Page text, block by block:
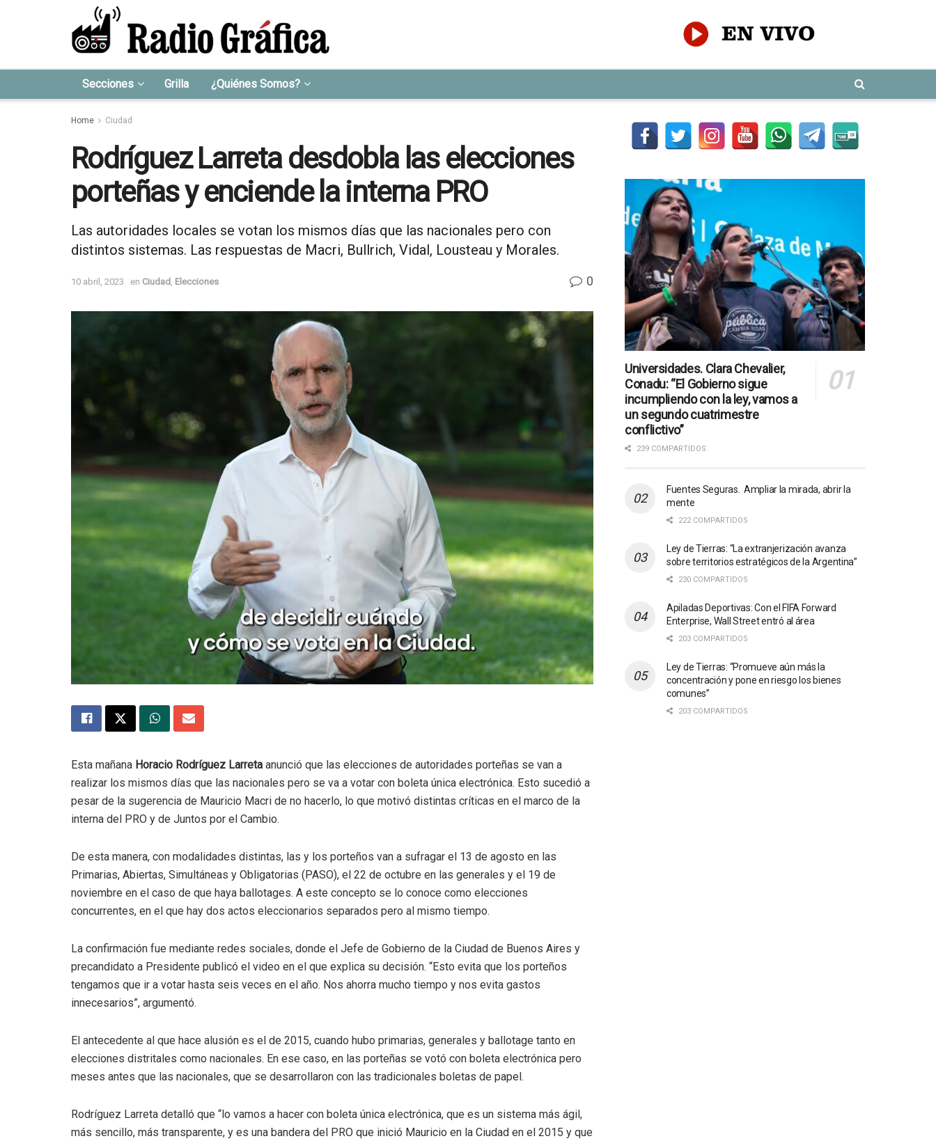
Secciones Grilla ¿Quiénes Somos?
Home Ciudad
Rodríguez Larreta desdobla las elecciones
porteñas y enciende la interna PRO
Las autoridades locales se votan los mismos días que las nacionales pero con
distintos sistemas. Las respuestas de Macri, Bullrich, Vidal, Lousteau y Morales.
10 abril, 2023 en Ciudad Elecciones 0
Esta mañana Horacio Rodríguez Larreta anunció que las elecciones de autoridades porteñas se van a
realizar los mismos días que las nacionales pero se va a votar con boleta única electrónica. Esto sucedió a
pesar de la sugerencia de Mauricio Macri de no hacerlo, lo que motivó distintas críticas en el marco de la
interna del PRO y de Juntos por el Cambio.
De esta manera, con modalidades distintas, las y los porteños van a sufragar el 13 de agosto en las
Primarias, Abiertas, Simultáneas y Obligatorias (PASO), el 22 de octubre en las generales y el 19 de
noviembre en el caso de que haya ballotages. A este concepto se lo conoce como elecciones
concurrentes, en el que hay dos actos eleccionarios separados pero al mismo tiempo.
La confirmación fue mediante redes sociales, donde el Jefe de Gobierno de la Ciudad de Buenos Aires y
precandidato a Presidente publicó el video en el que explica su decisión. “Esto evita que los porteños
tengamos que ir a votar hasta seis veces en el año. Nos ahorra mucho tiempo y nos evita gastos
innecesarios”, argumentó.
El antecedente al que hace alusión es el de 2015, cuando hubo primarias, generales y ballotage tanto en
elecciones distritales como nacionales. En ese caso, en las porteñas se votó con boleta electrónica pero
meses antes que las nacionales, que se desarrollaron con las tradicionales boletas de papel.
Rodríguez Larreta detalló que “lo vamos a hacer con boleta única electrónica, que es un sistema más ágil,
más sencillo, más transparente, y es una bandera del PRO que inició Mauricio en la Ciudad en el 2015 y que
Universidades. Clara Chevalier,
Conadu: “El Gobierno sigue
incumpliendo con la ley, vamos a
un segundo cuatrimestre
conflictivo”
239 COMPARTIDOS
Fuentes Seguras. Ampliar la mirada, abrir la
mente
222 COMPARTIDOS
Ley de Tierras: “La extranjerización avanza
sobre territorios estratégicos de la Argentina”
230 COMPARTIDOS
Apiladas Deportivas: Con el FIFA Forward
Enterprise, Wall Street entró al área
203 COMPARTIDOS
Ley de Tierras: “Promueve aún más la
concentración y pone en riesgo los bienes
comunes”
203 COMPARTIDOS